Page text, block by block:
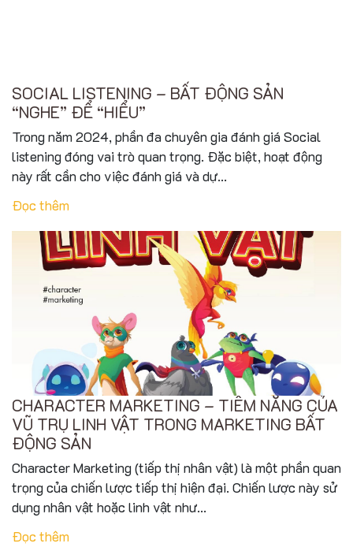
SOCIAL LISTENING – BẤT ĐỘNG SẢN
“NGHE” ĐỂ “HIỂU”
Trong năm 2024, phần đa chuyên gia đánh giá Social
listening đóng vai trò quan trọng. Đặc biệt, hoạt động
này rất cần cho việc đánh giá và dự...
Đọc thêm
CHARACTER MARKETING – TIỀM NĂNG CỦA
VŨ TRỤ LINH VẬT TRONG MARKETING BẤT
ĐỘNG SẢN
Character Marketing (tiếp thị nhân vật) là một phần quan
trọng của chiến lược tiếp thị hiện đại. Chiến lược này sử
dụng nhân vật hoặc linh vật như...
Đọc thêm